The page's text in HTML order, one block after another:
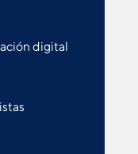
digital